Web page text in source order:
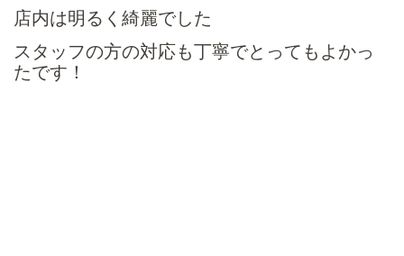
店内は明るく綺麗でした
スタッフの方の対応も丁寧でとってもよかっ
たです！